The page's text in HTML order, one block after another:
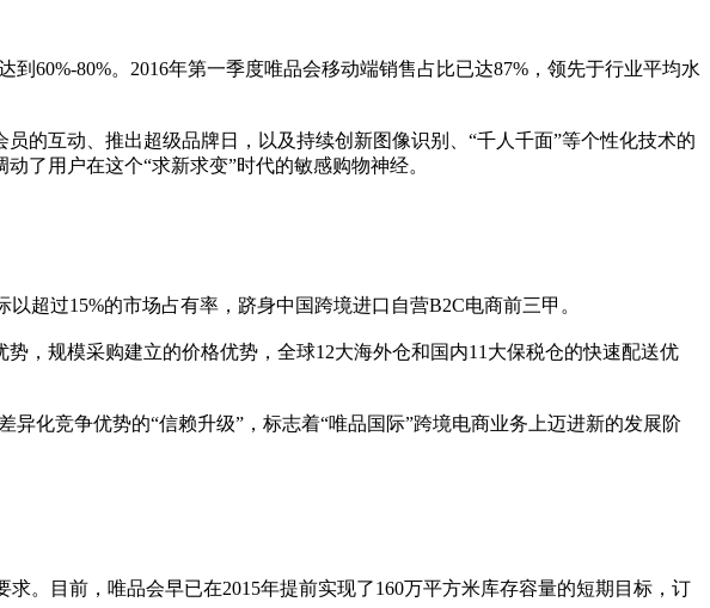
60%-80%。2016年第一季度唯品会移动端销售占比已达87%，领先于行业平均水
的互动、推出超级品牌日，以及持续创新图像识别、“千人千面”等个性化技术的
了用户在这个“求新求变”时代的敏感购物神经。
超过15%的市场占有率，跻身中国跨境进口自营B2C电商前三甲。
，规模采购建立的价格优势，全球12大海外仓和国内11大保税仓的快速配送优
化竞争优势的“信赖升级”，标志着“唯品国际”跨境电商业务上迈进新的发展阶
。目前，唯品会早已在2015年提前实现了160万平方米库存容量的短期目标，订